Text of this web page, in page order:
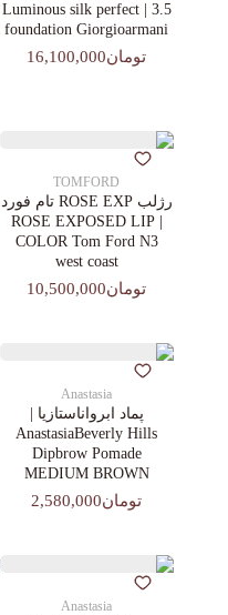
3.5 | Luminous silk perfect
foundation Giorgioarmani
تومان16,100,000
TOMFORD
رژلب ROSE EXP تام فورد
| ROSE EXPOSED LIP
COLOR Tom Ford N3
west coast
تومان10,500,000
Anastasia
پماد ابرواناستازیا |
AnastasiaBeverly Hills
Dipbrow Pomade
MEDIUM BROWN
تومان2,580,000
Anastasia